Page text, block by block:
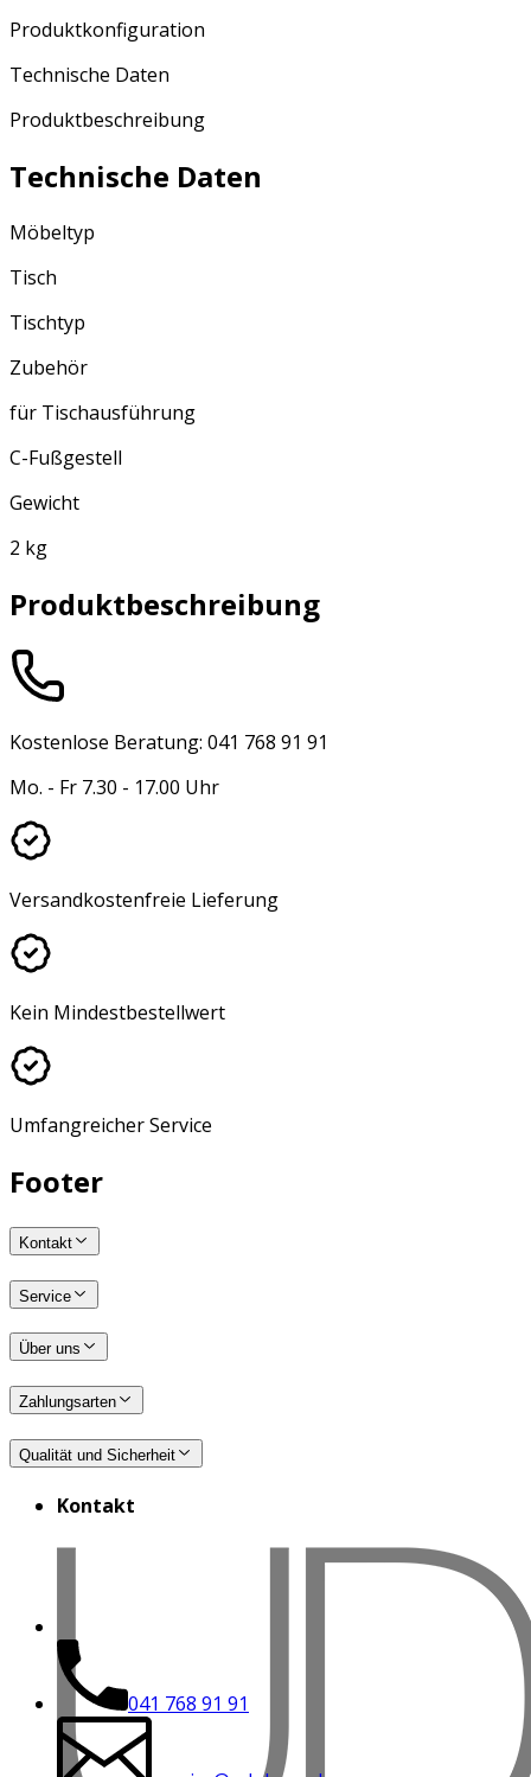
Produktkonfiguration
Technische Daten
Produktbeschreibung
Technische Daten
Möbeltyp
Tisch
Tischtyp
Zubehör
für Tischausführung
C-Fußgestell
Gewicht
2 kg
Produktbeschreibung
Kostenlose Beratung: 041 768 91 91
Mo. - Fr 7.30 - 17.00 Uhr
Versandkostenfreie Lieferung
Kein Mindestbestellwert
Umfangreicher Service
Footer
Kontakt
Service
Über uns
Zahlungsarten
Qualität und Sicherheit
Kontakt
041 768 91 91